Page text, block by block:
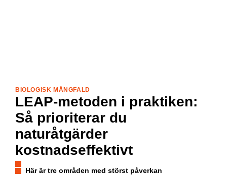
BIOLOGISK MÅNGFALD
LEAP-metoden i praktiken:
Så prioriterar du
naturåtgärder
kostnadseffektivt
Här är tre områden med störst påverkan